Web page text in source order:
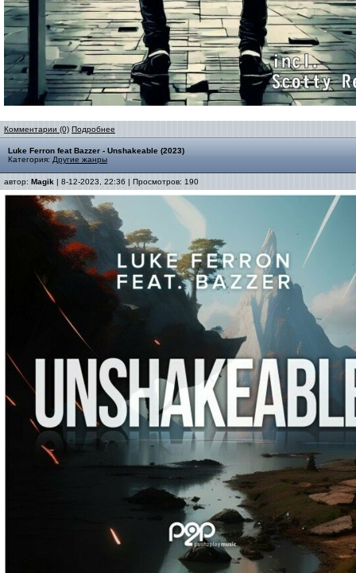
Комментарии (0) Подробнее
Luke Ferron feat Bazzer - Unshakeable (2023)
Категория: Другие жанры
автор: Magik | 8-12-2023, 22:36 | Просмотров: 190